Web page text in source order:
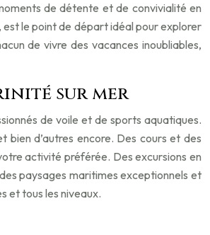
de détente et de convivialité en
le point de départ idéal pour explorer
de vivre des vacances inoubliables,
sur mer
de voile et de sports aquatiques.
bien d’autres encore. Des cours et des
activité préférée. Des excursions en
paysages maritimes exceptionnels et
et tous les niveaux.